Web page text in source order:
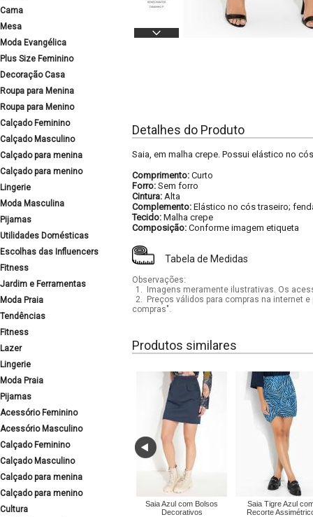
Cama
Mesa
Moda Evangélica
Plus Size Feminino
Decoração Casa
Roupa para Menina
Roupa para Menino
Calçado Feminino
Calçado Masculino
Calçado para menina
Calçado para menino
Lingerie
Moda Masculina
Pijamas
Utilidades Domésticas
Escolhas das Influencers
Fitness
Jardim e Ferramentas
Moda Praia
Tendências
Fitness
Lazer
Lingerie
Moda Praia
Pijamas
Acessório Feminino
Acessório Masculino
Calçado Feminino
Calçado Masculino
Calçado para menina
Calçado para menino
Cultura
Detalhes do Produto
Saia, em malha crepe. Possui elástico no
Comprimento: Curto
Forro: Sem forro
Cintura: Alta
Complemento: Elástico no cós traseiro;
Tecido: Malha crepe
Composição: Conforme imagem etiqueta
Tabela de Medidas
Observações:
1.
Imagens meramente ilustrativas. Os
2.
Preços válidos para compras na internet
compras".
Produtos similares
Saia Azul com Bolsos
Decorativos
Saia Tigre Azul
Recorte